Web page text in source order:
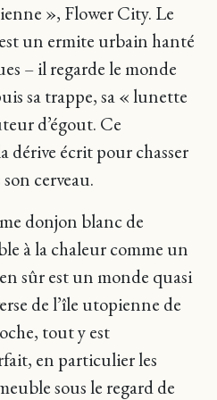
», Flower City. Le
un ermite urbain hanté
– il regarde le monde
sa trappe, sa « lunette
d’égout. Ce
dérive écrit pour chasser
cerveau.
donjon blanc de
à la chaleur comme un
sûr est un monde quasi
de l’île utopienne de
tout y est
en particulier les
sous le regard de